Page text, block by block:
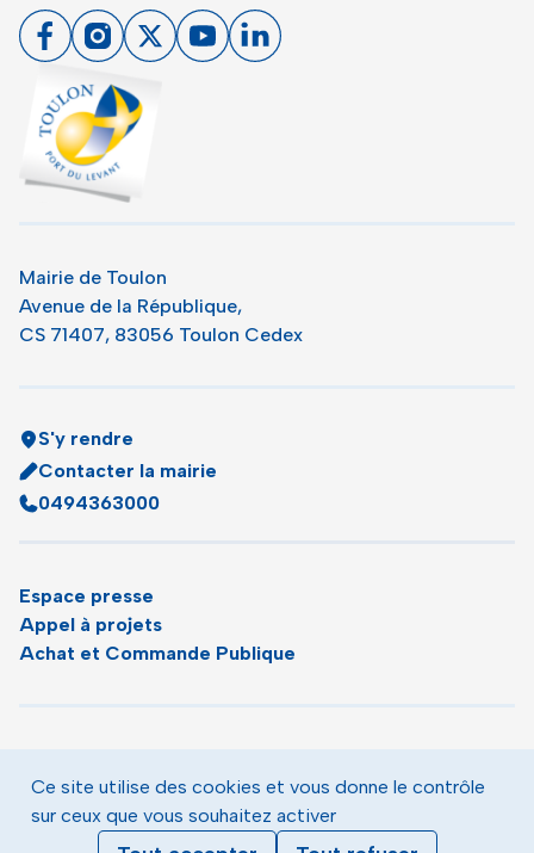
FacebookInstagram
X YoutubeLinkedin
Mairie de Toulon
Avenue de la République,
CS 71407, 83056 Toulon Cedex
S'y rendre
Contacter la mairie
0494363000
Espace presse
Appel à projets
Achat et Commande Publique
Agenda
Le magazine municipal de Toulon
Mentions légales
Ce site utilise des cookies et vous donne le contrôle
sur ceux que vous souhaitez activer